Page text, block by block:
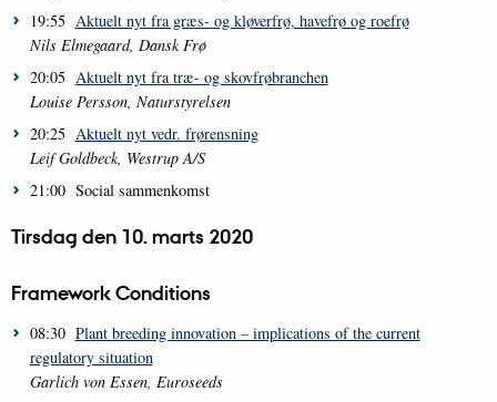
19:55 Aktuelt nyt fra græs- og kløverfrø, havefrø og roefrø
Nils Elmegaard, Dansk Frø
20:05 Aktuelt nyt fra træ- og skovfrøbranchen
Louise Persson, Naturstyrelsen
20:25 Aktuelt nyt vedr. frørensning
Leif Goldbeck, Westrup A/S
21:00 Social sammenkomst
Tirsdag den 10. marts 2020
Framework Conditions
08:30 Plant breeding innovation – implications of the current
regulatory situation
Garlich von Essen, Euroseeds